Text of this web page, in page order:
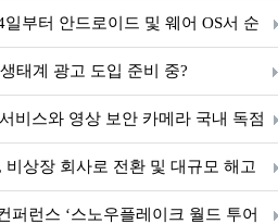
부터 안드로이드 및 웨어 OS서 순
태계 광고 도입 준비 중?
비스와 영상 보안 카메라 국내 독점
비상장 회사로 전환 및 대규모 해고
퍼런스 ‘스노우플레이크 월드 투어